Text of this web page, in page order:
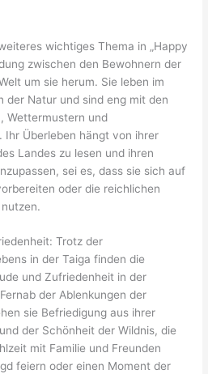
wichtiges Thema in „Happy
zwischen den Bewohnern der
um sie herum. Sie leben im
der Natur und sind eng mit den
Wettermustern und
Überleben hängt von ihrer
Landes zu lesen und ihren
sei es, dass sie sich auf
oder die reichlichen
Trotz der
in der Taiga finden die
und Zufriedenheit in der
der Ablenkungen der
sie Befriedigung aus ihrer
der Schönheit der Wildnis, die
mit Familie und Freunden
feiern oder einen Moment der